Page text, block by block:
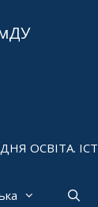
ОСВІТА.